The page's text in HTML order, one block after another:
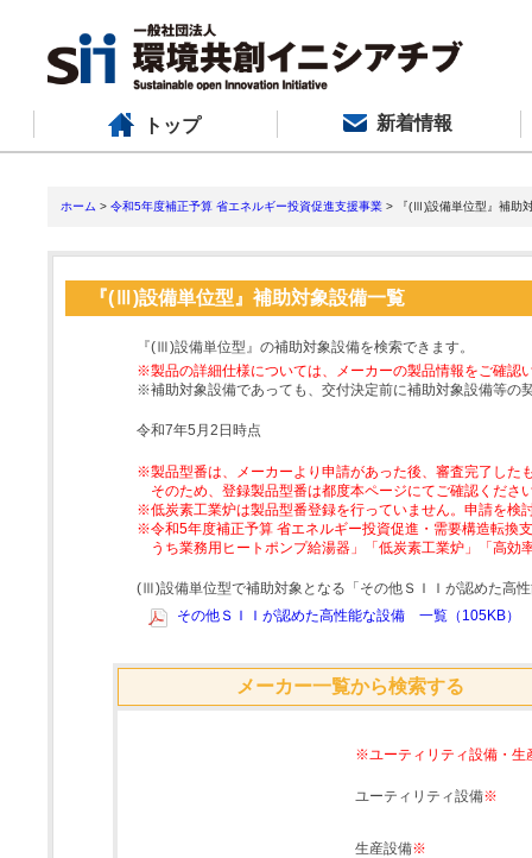
トップ 新着情報
ホーム > 令和5年度補正予算 省エネルギー投資促進支援事業 > 『(Ⅲ)設備単位型』補助
『(Ⅲ)設備単位型』補助対象設備一覧
『(Ⅲ)設備単位型』の補助対象設備を検索できます。
※製品の詳細仕様については、メーカーの製品情報をご確認
※補助対象設備であっても、交付決定前に補助対象設備等の
令和7年5月2日時点
※製品型番は、メーカーより申請があった後、審査完了した
そのため、登録製品型番は都度本ページにてご確認くださ
※低炭素工業炉は製品型番登録を行っていません。申請を検
※令和5年度補正予算 省エネルギー投資促進・需要構造転換
うち業務用ヒートポンプ給湯器」「低炭素工業炉」「高
(Ⅲ)設備単位型で補助対象となる「その他ＳＩＩが認めた高
その他ＳＩＩが認めた高性能な設備 一覧（105KB）
メーカー一覧から検索する
※ユーティリティ設備・生
ユーティリティ設備※
生産設備※